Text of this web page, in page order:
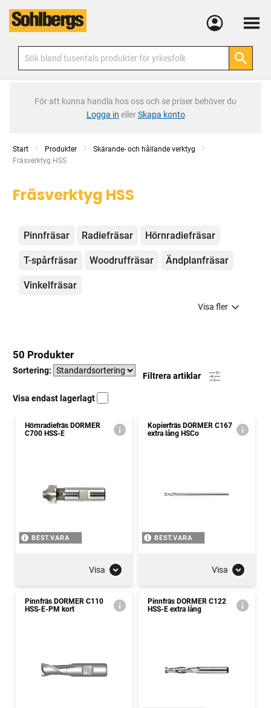
Meny
För att kunna handla hos oss och se priser behöver du
Logga in ellerSkapa konto
Start Produkter
Skärande- och hållande verktyg
Current:
Fräsverktyg HSS
Fräsverktyg HSS
Kategorier
Pinnfräsar Radiefräsar Hörnradiefräsar
T-spårfräsar Woodruffräsar Ändplanfräsar
Vinkelfräsar
Visa fler
50 Produkter
Sortering:
Filtrera artiklar
Visa endast lagerlagt
Hörnradiefräs DORMER
C700 HSS-E
BEST.VARA
Visa
Kopierfräs DORMER C167
extra lång HSCo
BEST.VARA
Visa
Pinnfräs DORMER C110
HSS-E-PM kort
Pinnfräs DORMER C122
HSS-E extra lång